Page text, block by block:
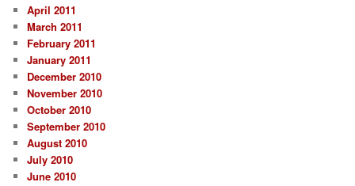
April 2011
March 2011
February 2011
January 2011
December 2010
November 2010
October 2010
September 2010
August 2010
July 2010
June 2010